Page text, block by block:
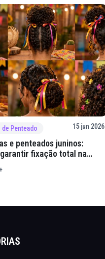
de Penteado 15 jun 2026
e penteados juninos:
fixação total na